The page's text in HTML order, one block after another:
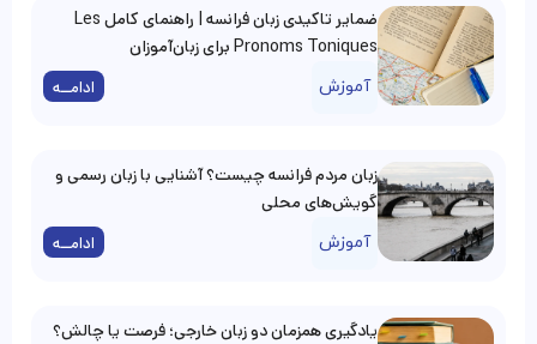
ضمایر تاکیدی زبان فرانسه | راهنمای کامل Les
Pronoms Toniques برای زبان‌آموزان
آموزش ادامــه
زبان مردم فرانسه چیست؟ آشنایی با زبان رسمی و
گویش‌های محلی
آموزش ادامــه
یادگیری همزمان دو زبان خارجی؛ فرصت یا چالش؟